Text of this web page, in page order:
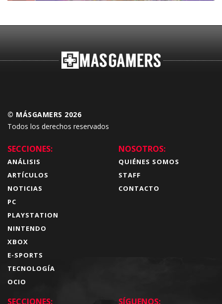
© MÁSGAMERS 2026
Todos los derechos reservados
SECCIONES:
ANÁLISIS
ARTÍCULOS
NOTICIAS
PC
PLAYSTATION
NINTENDO
XBOX
E-SPORTS
TECNOLOGÍA
OCIO
NOSOTROS:
QUIÉNES SOMOS
STAFF
CONTACTO
SECCIONES: SÍGUENOS: